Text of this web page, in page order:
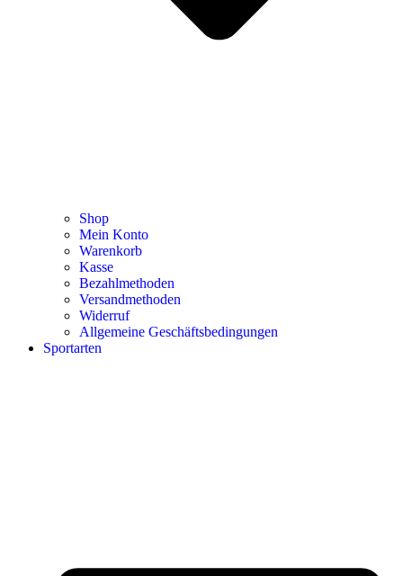
Shop
Mein Konto
Warenkorb
Kasse
Bezahlmethoden
Versandmethoden
Widerruf
Allgemeine Geschäftsbedingungen
Sportarten